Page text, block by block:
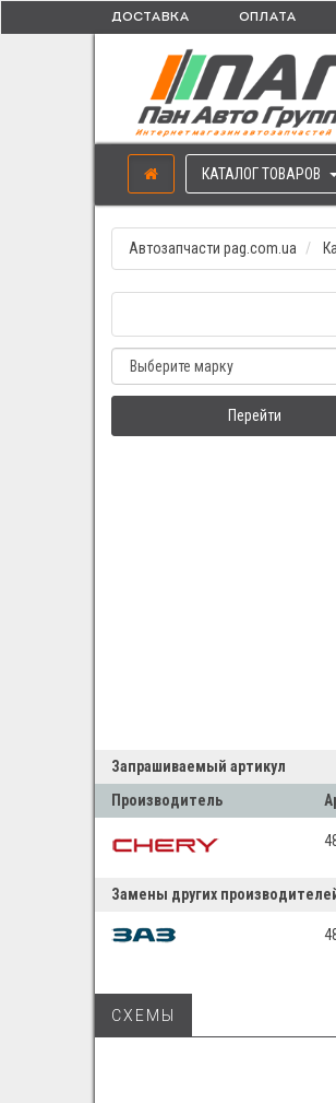
ДОСТАВКА ОПЛАТА
КАТАЛОГ ТОВАРОВ
Автозапчасти pag.com.ua
Перейти
Запрашиваемый артикул
Производитель
Замены других
СХЕМЫ